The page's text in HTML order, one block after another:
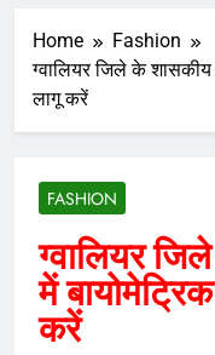
Home
Fashion
ग्वालियर जिले के शासकीय
लागू करें
FASHION
ग्वालियर
में
करें